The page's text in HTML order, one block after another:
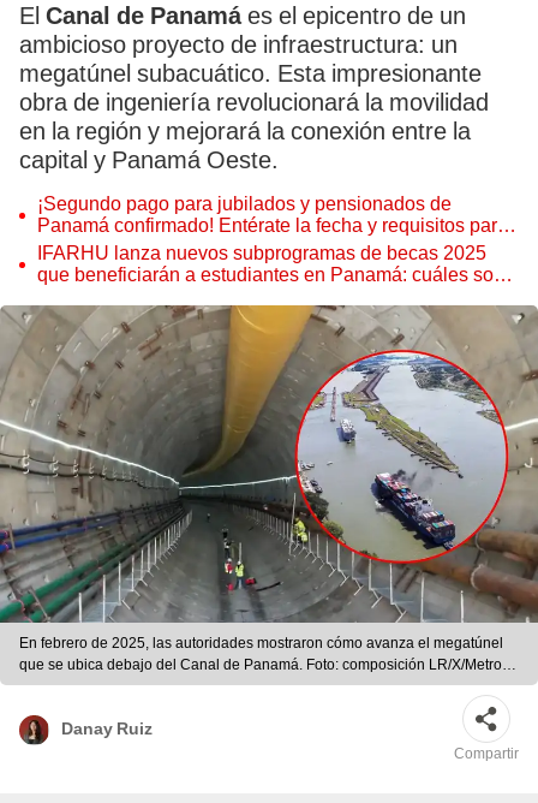
El Canal de Panamáes el epicentro de un
ambicioso proyecto de infraestructura: un
megatúnel subacuático. Esta impresionante
obra de ingeniería revolucionará la movilidad
en la región y mejorará la conexión entre la
capital y Panamá Oeste.
¡Segundo pago para jubilados y pensionados de
Panamá confirmado! Entérate la fecha y requisitos para
cobrar beneficio
IFARHU lanza nuevos subprogramas de becas 2025
que beneficiarán a estudiantes en Panamá: cuáles son y
En febrero de 2025, las autoridades mostraron cómo avanza el megatúnel
que se ubica debajo del Canal de Panamá. Foto: composición LR/X/Metro
de Panamá/AFP
Danay Ruiz
Compartir